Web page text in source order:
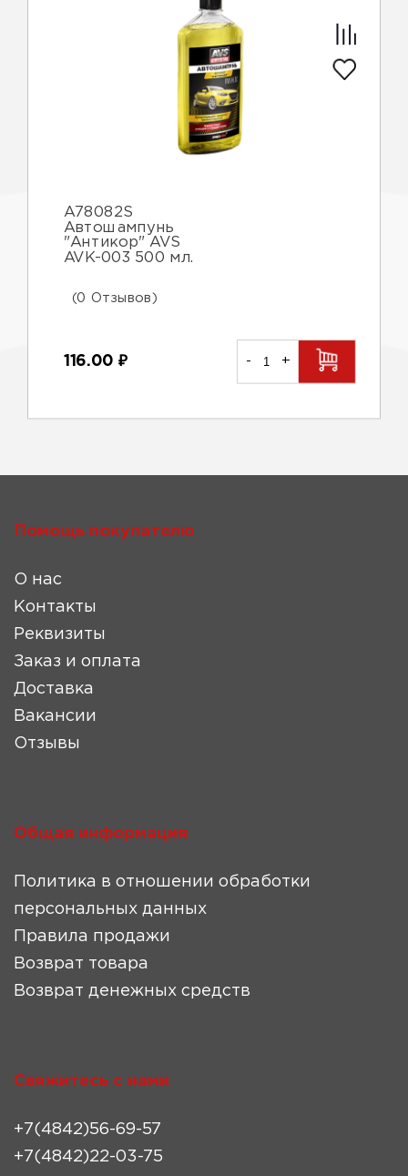
A78082S
Автошампунь
"Антикор" AVS
AVK-003 500 мл.
(0 Отзывов)
116.00 ₽ - +
Помощь покупателю
О нас
Контакты
Реквизиты
Заказ и оплата
Доставка
Вакансии
Отзывы
Общая информация
Политика в отношении обработки
персональных данных
Правила продажи
Возврат товара
Возврат денежных средств
Свяжитесь с нами
+7(4842)56-69-57
+7(4842)22-03-75